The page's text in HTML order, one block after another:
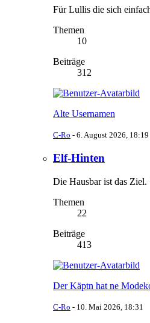
Für Lullis die sich
Themen
10
Beiträge
312
Alte Usernamen
C-Ro - 6. August 2026, 18:19
Elf-Hinten
Die Hausbar ist das Ziel.
Themen
22
Beiträge
413
Der Käptn hat ne
C-Ro - 10. Mai 2026, 18:31